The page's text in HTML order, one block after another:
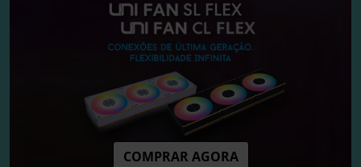
COMPRAR AGORA